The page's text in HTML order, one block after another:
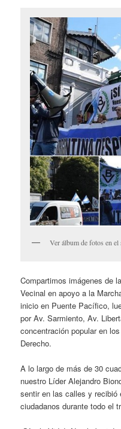
Ver álbum de fotos en
Compartimos imágenes de
Vecinal en apoyo a la
inicio en Puente Pacífico,
por Av. Sarmiento, Av.
concentración popular en
Derecho.
A lo largo de más de 30
nuestro Líder Alejandro
sentir en las calles y recibió
ciudadanos durante todo el